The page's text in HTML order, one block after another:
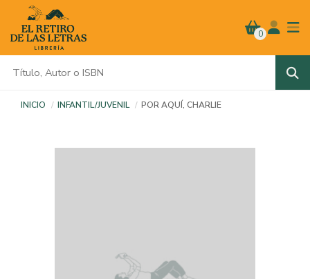
0
INICIO INFANTIL/JUVENIL POR AQUÍ, CHARLIE